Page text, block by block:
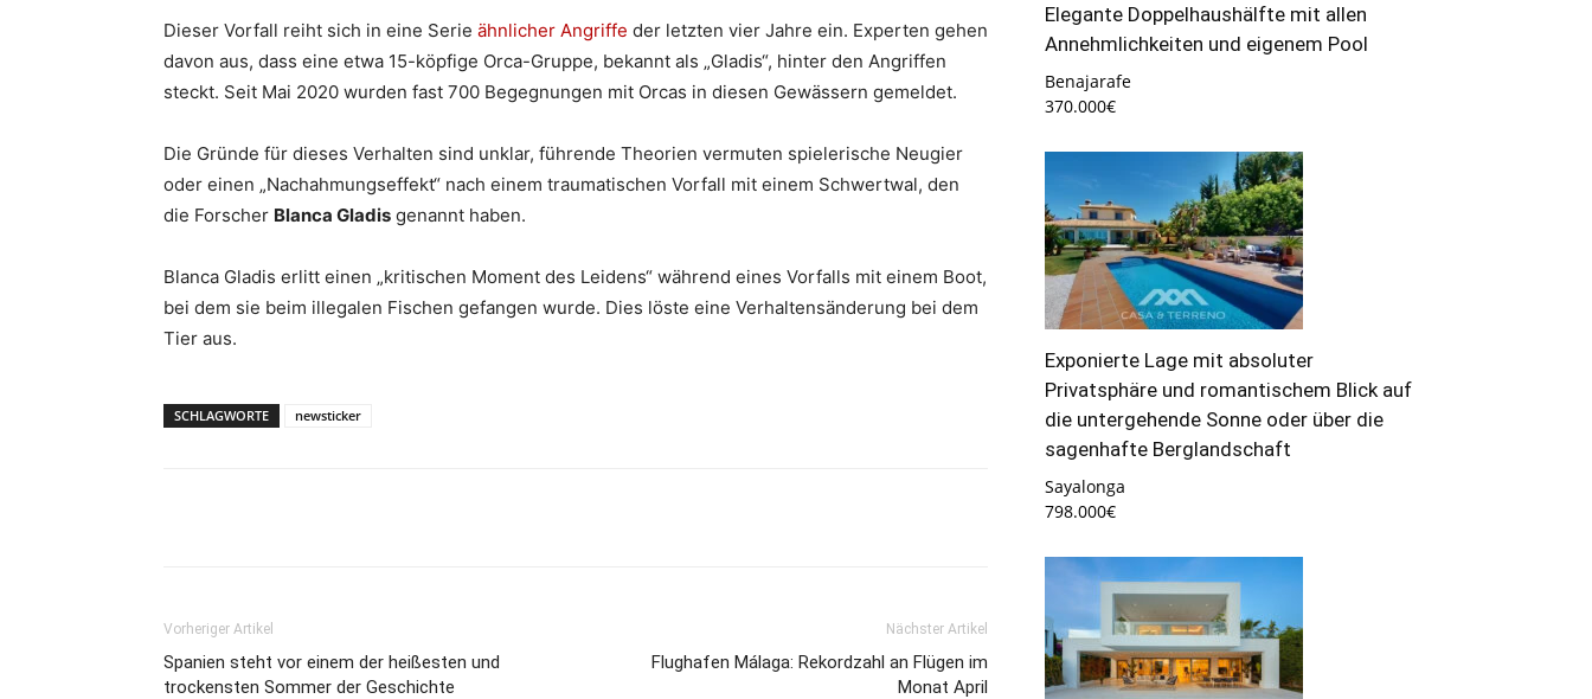
Dieser Vorfall reiht sich in eine Serie ähnlicher Angriffe der letzten vier Jahre ein. Experten gehen
davon aus, dass eine etwa 15-köpfige Orca-Gruppe, bekannt als „Gladis“, hinter den Angriffen
steckt. Seit Mai 2020 wurden fast 700 Begegnungen mit Orcas in diesen Gewässern gemeldet.
Die Gründe für dieses Verhalten sind unklar, führende Theorien vermuten spielerische Neugier
oder einen „Nachahmungseffekt“ nach einem traumatischen Vorfall mit einem Schwertwal, den
die Forscher Blanca Gladis genannt haben.
Blanca Gladis erlitt einen „kritischen Moment des Leidens“ während eines Vorfalls mit einem Boot,
bei dem sie beim illegalen Fischen gefangen wurde. Dies löste eine Verhaltensänderung bei dem
Tier aus.
SCHLAGWORTE newsticker
Vorheriger Artikel
Spanien steht vor einem der heißesten und
trockensten Sommer der Geschichte
Nächster Artikel
Flughafen Málaga: Rekordzahl an Flügen im
Monat April
Elegante Doppelhaushälfte mit allen
Annehmlichkeiten und eigenem Pool
Benajarafe
370.000€
Exponierte Lage mit absoluter
Privatsphäre und romantischem Blick auf
die untergehende Sonne oder über die
sagenhafte Berglandschaft
Sayalonga
798.000€